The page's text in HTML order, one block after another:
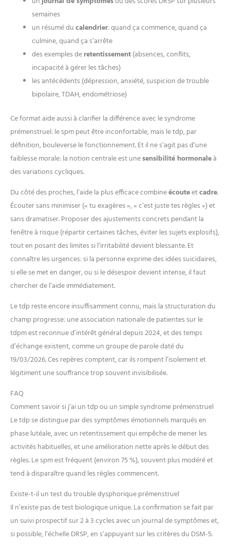
semaines
un résumé ducalendrier: quand ça commence, quand ça
culmine, quand ça s’arrête
des exemples deretentissement(absences, conflits,
incapacité à gérer les tâches)
les antécédents (dépression, anxiété, suspicion de trouble
bipolaire, TDAH, endométriose)
Ce format aide aussi à clarifier la différence avec le syndrome
prémenstruel: le spm peut être inconfortable, mais le tdp, par
définition, bouleverse le fonctionnement. Et il ne s’agit pas d’une
faiblesse morale: la notion centrale est unesensibilité hormonaleà
des variations cycliques.
Du côté des proches, l’aide la plus efficace combineécouteetcadre.
Écouter sans minimiser (« tu exagères », « c’est juste tes règles ») et
sans dramatiser. Proposer des ajustements concrets pendant la
fenêtre à risque (répartir certaines tâches, éviter les sujets explosifs),
tout en posant des limites si l’irritabilité devient blessante. Et
connaître les urgences: si la personne exprime des idées suicidaires,
si elle se met en danger, ou si le désespoir devient intense, il faut
chercher de l’aide immédiatement.
Le tdp reste encore insuffisamment connu, mais la structuration du
champ progresse: une association nationale de patientes sur le
tdpm est reconnue d’intérêt général depuis 2024, et des temps
d’échange existent, comme un groupe de parole daté du
19/03/2026. Ces repères comptent, car ils rompent l’isolement et
légitiment une souffrance trop souvent invisibilisée.
FAQ
Comment savoir si j’ai un tdp ou un simple syndrome prémenstruel
Le tdp se distingue par des symptômes émotionnels marqués en
phase lutéale, avec un retentissement qui empêche de mener les
activités habituelles, et une amélioration nette après le début des
règles. Le spm est fréquent (environ 75 %), souvent plus modéré et
tend à disparaître quand les règles commencent.
Existe-t-il un test du trouble dysphorique prémenstruel
Il n’existe pas de test biologique unique. La confirmation se fait par
un suivi prospectif sur 2 à 3 cycles avec un journal de symptômes et,
si possible, l’échelle DRSP, en s’appuyant sur les critères du DSM-5.